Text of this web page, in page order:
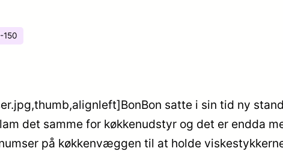
150
satte i sin tid ny
det samme for køkkenudstyr og det er endda
på køkkenvæggen til at holde